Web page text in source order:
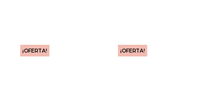
¡OFERTA! ¡OFERTA!